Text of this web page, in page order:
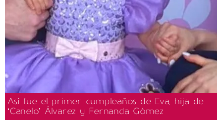
Así fue el primer cumpleaños de Eva, hija de
‘Canelo’ Álvarez y Fernanda Gómez